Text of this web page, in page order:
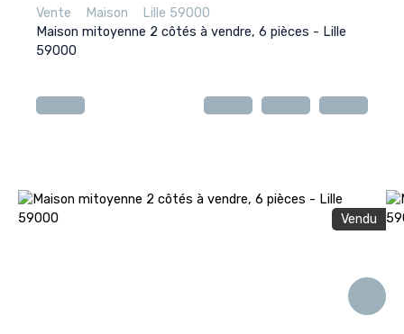
Vente Maison
Lille 59000
Maison mitoyenne 2 côtés à vendre, 6 pièces - Lille
59000
Vendu